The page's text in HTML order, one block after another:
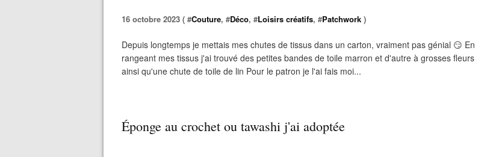
16 octobre 2023 ( #Couture, #Déco, #Loisirs créatifs, #Patchwork )
Depuis longtemps je mettais mes chutes de tissus dans un carton, vraiment pas génial 😏 En
rangeant mes tissus j'ai trouvé des petites bandes de toile marron et d'autre à grosses fleurs
ainsi qu'une chute de toile de lin Pour le patron je l'ai fais moi...
Éponge au crochet ou tawashi j'ai adoptée